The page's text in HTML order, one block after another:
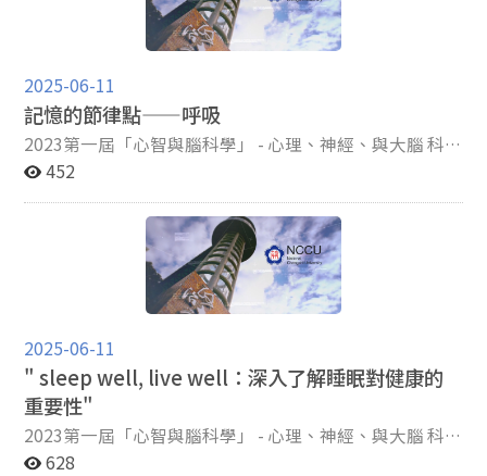
的個體下載決策皆可預測市場實際下載量，但只有在高內
在覺感組可觀察到其內側前額葉皮質（mPFC）活化程度
的市場預測力（圖二）。換句話說，在高內在覺感組中，
mPFC（負責價值整合）的活動能顯著預測市場的總下載
量；但在低內在覺感組中，這種預測力卻消失了。這些結
果可能是因為高內在覺感組的參與者在大腦活動、主觀情
緒與個人決策之間有較強的一致性。這項發現顯示，內在
覺感敏感度越高的人，其大腦負責價值整合的 內側前額葉
皮質（mPFC）活化程度在預測群體決策時更具代表性。
圖二、高低內在覺感敏感度組別之內側前額葉皮質
（mPFC）活化程度與手遊市場下載率的關聯性 總結而
言，本研究與過去的神經預測文獻結果一致，並將AIM理
論架構延伸至手遊市場。更重要的是，這是第一篇將內在
覺感納入AIM理論預測模型的研究。在心理學與神經決策
科學方面，本研究結果彰顯了內在覺感在感受情緒、整合
生理反應、乃至決策行為這一連串心理歷程的重要性；在
實務應用層面，本研究對於商業應用具有重要價值，暗示
企業在進行市場測試時，若能篩選出對身體感覺較敏銳的
實驗參與者，將可能以較少的人數達成精準的市場預測結
果。 此研究已發表於國際期刊《Cognitive, Affective, &
間的負功能連結會隨著主觀社經地位的增加而增加，在先
前的研究顯示，殼核的活動與利他選擇的金錢成本和道德
其他相關偏好對估值的影響，會有負耦合的增加可能是說
明自我獎勵的機制降低，或是決策的考慮因素改變(除了
個人和道德利益因素外，還有其他相關的喜好或傾向的影
響)。 總結以上結論，研究發現對於主觀社會地位較高的
人，通常會更加慷慨，更有意願做慈善活動，且程度強
烈，會有這種現象是因為這些人大腦裡右TPJ的活化較
強，而當這些人決定是否要捐贈時，右TPJ及左殼核間的
負功能耦合會增加。如果此研究的結果能夠被適當的應用
在商業活動，就能夠透過外在的干涉措施或手段，使人更
願意進行慈善行為，不僅能夠提升企業形象，還能促進社
善是發自人們內心而有的行動，非強迫所為，因此若能妥
善地使用此技術，便能有效地建立人與人之間的連結，共
創更加美好的社會環境。 原始論文 Stefan Schulreich,
Anita Tusche, Philipp Kanske, Lars Schwabe, 2023.
Higher subjective socioeconomic status is linked to
原力、情感控制等心理資本。然而，當前額葉皮質發展不
健全時，像注意力不足、過動症一般，則無法有效計畫或
響個體的認知學習能力，海馬迴能幫助個體進行有效學習
及記憶，如社會認知理論（Bandura, 1999）所述，個體
通過觀察和模仿父母親的毅力態度及堅持不懈的行為來培
養自身的恆毅力，例如：父母親面對困難時的態度與長期
堅持目標。Bandura(1997)也強調，個體經由過往經驗中
學習並建立自我效能感，即評估自身完成某項任務的信
心，且自我效能感亦將影響後續的認知、動機、情感等歷
程，值得注意的是，當自我效能感越高，越有能力追求目
標，成為增進幸福感的助力(Bandura, 2004)。研究文獻
顯示，恆毅力作為動機信念的前因，證明恆毅力在預測自
al., 2019；Wolters& Hussain, 2015），且恆毅力較高者
也能有較好的自我控制能力及自我效能感(Duckworth et
al., 2007; Duckworth & Quinn, 2009)，自我效能感與恆
毅力相輔相成，在堅持的過程需要仰賴正向的信念，而正
向信念和堅持，來自對目標的熱情，因此，堅持和熱情提
含自我監控、IU教育、擔憂信念評估、改 善問題導向、
處理核心恐懼等，陪伴個案提高對不確定性的容忍度和接
態度，教導個案將問題視為生活中的正常部分，並將其視
為機會而非威脅。 （3）MCM 模型認為，GAD 患者會經
歷兩種類型的擔憂。當個體最初面臨引發焦慮的情況時，
就會產生關於擔憂的正面信念（例如相信擔憂將有助於他
個體會對第一型擔憂產生負向的信念，擔心這些擔憂為無
法控制，甚至擔憂本身是危險的，這種擔憂的擔憂可稱為
後設擔憂，亦稱第二型擔憂。此第二型擔憂是 GAD 患者
獨有的，其涉及許多無效策略，這些策略旨在透過嘗試控
制行為、思想和/或情緒來避免擔憂（例如尋求保證、檢
是無效的，也會導致個體對自我控制的能力失去信心。
依據 MCM 模型發展的治療方法，包含改變第二型擔憂的
後設認知療法 (MCT) ，並向個案介紹處理憂慮的替代因應
策略。整體來說，重點在調整個體對擔憂的依賴，學習將
擔憂視為生活中的積極力量，以及停止將其視為無法控制
元，一種是分佈在BLA後半部(posterior BLA ，pBLA)的
表達Ppp1r1b基因的神經元，負責編碼正向的情緒和記
Rspo2基因的神經元則負責編碼負向的情緒和記憶。這兩
類神經元有相互競爭 (antagonize)的關聯，因此在這篇研
究中，實驗者著手研究這種競爭的神經迴路是否也構成了
恐懼記憶及其消除的基礎。(p. 1077) 實驗方法上，實
conditioning and extinction learning paradigm)，透過
電擊讓小鼠對特定的環境形成恐懼記憶。第二天，這些小
鼠被放回同樣的環境中45分鐘，但是並沒有給予電擊刺
激，從而使他們能夠對此環境形成新的記憶而不會感到恐
懼，這個過程被稱為恐懼記憶消除訓練 (Fear extinction
透過螢光原位雜合技術 (Double smFISH) 和體內鈣成像
(in vivo Calcium imaging)兩種不同的方式來檢測
Ppp1r1b神經元和Rspo2表達神經元的活性。他們發現在
恐懼記憶消除訓練 (FET)之後，Ppp1r1b表達的正向神經
元顯著地被激活，而Rspo2表達的負向神經元則被抑制。
他的片甲不留。筆者想藉由這樣的比喻來述說其他商業經
營者會因此想方設法去奪取商標權人在市場上的利益，而
標誌、圖像，來使得相關消費者可以因此誤認商品所標誌
的來源，落入圈套而購買並非其所欲購買的商品。 通常
模仿商標會鬼斧神工到使消費者難以與真正商標區別，抑
或是消費者需要付出較多的時間及努力才能檢驗出與真正
源，也就將商業利益投入到錯誤商業經營者的籃子中，這
樣的模仿行為在商標法上稱之為「商標近似」而造成消費
者的「混淆誤認」。此種商標之侵權，規定於商標法第
68、70條，區分為一般商標侵權以及擬制商標侵權[3]。
商標權人經由商標在智慧財產局的註冊而獲得商標權，
序解決紛爭，在訴訟上最大的爭議即在判斷商標是否構成
商標近似，進而造成消費者的混淆誤認，然而，何謂「造
成相關消費者商標近似的混淆誤認」？這個不確定的法律
概念，在法院操作上極為困難，在我國法院的判決中也無
特別的標準，通常會落入主觀標準上，判斷之方法通常以
前，面對著眼前琳瑯滿目的咖啡品牌口味選擇時，我們為
什麼會更傾向去選擇那些我們熟悉的咖啡品牌? 這種行為
純曝光效應是指當人們一直長時間看到某個品牌或產品的
廣告時，人們會對那個廣告中出現的產品感到熟悉並會覺
得熟悉的品牌會比陌生的品牌更值得信賴、更可靠，所以
進而會影響我們的購買行為。 假設你是一位咖啡愛好
對於不同咖啡品牌的口味都有一些了解，但在市場上還是
有很多你不熟悉的選擇。 有一天，你在Facebook上看到
一個廣告，宣傳一個新的咖啡品牌，其中這個品牌廣告以
高品質的豆子和與眾不同的獨特口味作為特色、賣點，並
在你使用Facebook的時間出現了很多次。儘管你對這個
牌產生了一些好奇心。 隨著時間的推移，你開始在不同
的場合看到這個品牌的產品，你在超商裡看到它的陳列，
甚至聽到你的朋友和你推薦它的口味，這些不斷曝光的過
程都讓你對這個品牌的好感逐漸增加，同時也提高你對品
牌的記憶，這會讓你開始對這個品牌產生了一種品牌忠誠
2025-06-11
記憶的節律點——呼吸
2023第一屆「心智與腦科學」 - 心理、神經、與大腦 科普
寫作徵文 Ａ組心智與腦科學－佳作：陽明交通郭Ｏ華
液在加速流動，心跳加速，全身充滿力量，此時你正在突
破人類的極限，成為與鬼一樣強大的存在。沒錯，這就是
颳起一陣旋風的鬼滅之刃中的「全集中呼吸」。雖然只是
動漫的虛構世界，但呼吸對於我們而言或許也不僅僅是氣
體的循環而已。 過去幾年中，人們逐漸了解睡眠時呼
遺傳學與CatFISH技術（compartment analysis of
temporal activity by fluorescence in
situ hybridization），發現暫時呼吸中止與呼吸頻率改變
可能影響小鼠清醒時的記憶與認知表現。 呼吸能否影
響記憶？我們的記憶竟然由呼吸所控制？2022年1月，一
452
2025-06-11
" sleep well, live well：深入了解睡眠對健康的
重要性"
2023第一屆「心智與腦科學」 - 心理、神經、與大腦 科普
寫作徵文 Ｂ組神經生物科學－佳作：陽明交通唐Ｏ怡 睡
628